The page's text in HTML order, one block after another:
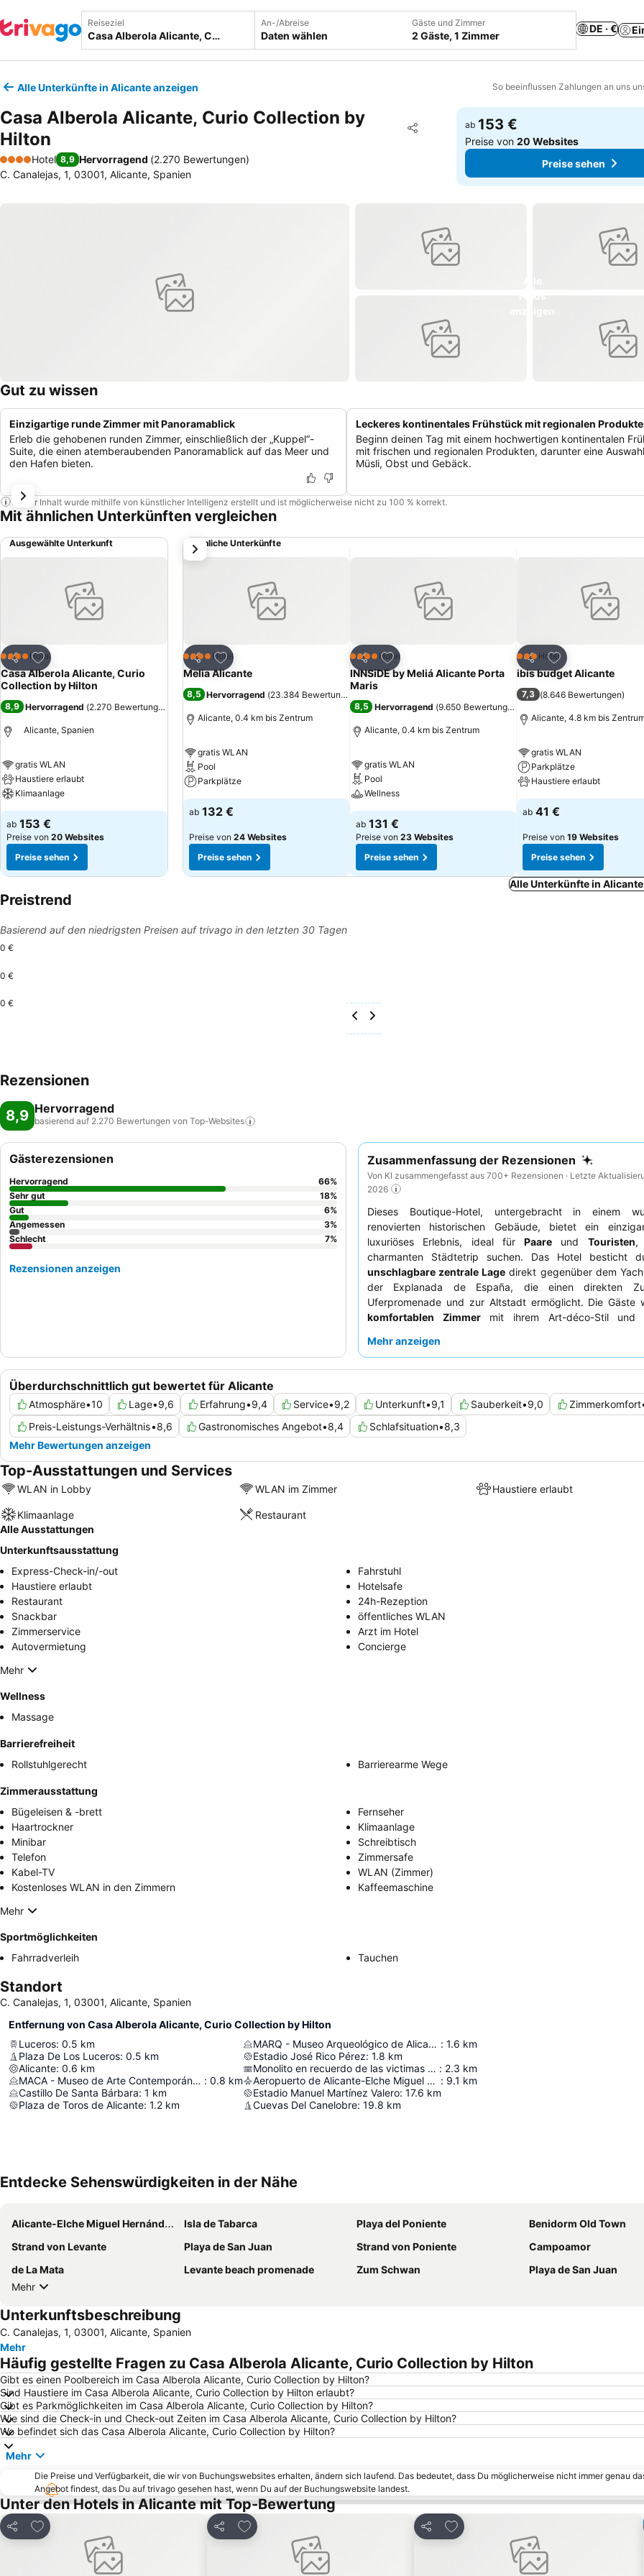
Reiseziel An-/Abreise
Daten wählen
Gäste und Zimmer
2 Gäste, 1 Zimmer
DE · €
Alle Unterkünfte in Alicante anzeigen So beeinflussen Zahlungen an uns
Casa Alberola Alicante, Curio Collection by
Hilton
Teilen
Zu Favoriten hinzufügen
4 Sterne
Hotel 8,9 Hervorragend (2.270 Bewertungen)
C. Canalejas, 1, 03001, Alicante, Spanien
ab 153 €
Preise von20 Websites
Preise sehen
Gut zu wissen
Einzigartige runde Zimmer mit Panoramablick
Erleb die gehobenen runden Zimmer, einschließlich der „Kuppel“-
Suite, die einen atemberaubenden Panoramablick auf das Meer und
den Hafen bieten.
Leckeres kontinentales Frühstück mit regionalen
Beginn deinen Tag mit einem hochwertigen kontinentalen
mit frischen und regionalen Produkten, darunter eine
Müsli, Obst und Gebäck.
Dieser Inhalt wurde mithilfe von künstlicher Intelligenz erstellt und ist möglicherweise nicht zu 100 % korrekt.
Mit ähnlichen Unterkünften vergleichen
Ausgewählte Unterkunft
Teilen
Zu Favoriten hinzufügen
4 SterneHotel
Casa Alberola Alicante, Curio
Collection by Hilton
8,9 Hervorragend (2.270 Bewertungen
Alicante, Spanien
gratis WLAN
Haustiere erlaubt
Klimaanlage
ab 153 €
Preise von 20 Websites
Preise sehen
Ähnliche Unterkünfte
Teilen
Zu Favoriten hinzufügen
4 SterneHotel
Melia Alicante
8,5 Hervorragend (23.384 Bewertungen
Alicante, 0.4 km bis Zentrum
gratis WLAN
Pool
Parkplätze
ab 132 €
Preise von 24 Websites
Preise sehen
Teilen
Zu Favoriten hinzufügen
4 SterneHotel
INNSiDE by Meliá Alicante Porta
Maris
8,5 Hervorragend (9.650 Bewertungen
Alicante, 0.4 km bis Zentrum
gratis WLAN
Pool
Wellness
ab 131 €
Preise von 23 Websites
Preise sehen
Teilen
Zu Favoriten
3 SterneHotel
ibis budget Alicante
7,3 (8.646 Bewertungen)
Alicante, 4.8 km bis
gratis WLAN
Parkplätze
Haustiere erlaubt
ab 41 €
Preise von 19 Websites
Preise sehen
weiter
Alle Unterkünfte in
Preistrend
Basierend auf den niedrigsten Preisen auf trivago in den letzten 30 Tagen
0 €
0 €
0 €
Rezensionen
8,9 Hervorragend
basierend auf 2.270 Bewertungen von Top-Websites
Zusammenfassung der Rezensionen
Von KI zusammengefasst aus 700+ Rezensionen · Letzte
2026
Dieses Boutique-Hotel, untergebracht in einem
renovierten historischen Gebäude, bietet ein
luxuriöses Erlebnis, ideal für Paare und Touristen,
charmanten Städtetrip suchen. Das Hotel besticht
unschlagbare zentrale Lage direkt gegenüber dem
der Explanada de España, die einen direkten
Uferpromenade und zur Altstadt ermöglicht. Die Gäste
komfortablen Zimmermit ihrem Art-déco-Stil und
für seine außergewöhnliche Freundlichkeit und
unvergesslichen Aufenthalt sollten Sie ein Zimmer mit
Yachthafenanfragen.
Mehr anzeigen
Überdurchschnittlich gut bewertet für Alicante
Atmosphäre•10 Lage•9,6 Erfahrung•9,4 Service•9,2 Unterkunft•9,1 Sauberkeit•9,0 Zimmerkomfort
Preis-Leistungs-Verhältnis•8,6 Gastronomisches Angebot•8,4 Schlafsituation•8,3
Mehr Bewertungen anzeigen
Gästerezensionen
Hervorragend 66%
Sehr gut
18%
Gut
6%
Angemessen
3%
Schlecht
7%
Rezensionen anzeigen
Top-Ausstattungen und Services
WLAN in Lobby WLAN im Zimmer Haustiere erlaubt
Klimaanlage
Restaurant
Alle Ausstattungen
Unterkunftsausstattung
Express-Check-in/-out
Fahrstuhl
Haustiere erlaubt
Hotelsafe
Restaurant
24h-Rezeption
Snackbar
öffentliches WLAN
Zimmerservice
Arzt im Hotel
Autovermietung
Concierge
Mehr
Wellness
Massage
Barrierefreiheit
Rollstuhlgerecht
Barrierearme Wege
Zimmerausstattung
Bügeleisen & -brett
Fernseher
Haartrockner
Klimaanlage
Minibar
Schreibtisch
Telefon
Zimmersafe
Kabel-TV
WLAN (Zimmer)
Kostenloses WLAN in den Zimmern
Kaffeemaschine
Mehr
Sportmöglichkeiten
Fahrradverleih
Tauchen
Standort
C. Canalejas, 1, 03001, Alicante, Spanien
Entfernung von Casa Alberola Alicante, Curio Collection by Hilton
Luceros: 0.5 km
Plaza De Los Luceros: 0.5 km
Alicante: 0.6 km
MACA - Museo de Arte Contemporáneo de Alicante : 0.8 km
Castillo De Santa Bárbara: 1 km
Plaza de Toros de Alicante: 1.2 km
MARQ - Museo Arqueológico de Alicante : 1.6 km
Estadio José Rico Pérez: 1.8 km
Monolito en recuerdo de las victimas del campo de concentración de Los Almendros : 2.3 km
Aeropuerto de Alicante-Elche Miguel Hernández : 9.1 km
Estadio Manuel Martínez Valero: 17.6 km
Cuevas Del Canelobre: 19.8 km
Entdecke Sehenswürdigkeiten in der Nähe
Alicante-Elche Miguel Hernández Flughafen Isla de Tabarca Playa del Poniente
Benidorm Old Town
Strand von Levante
Playa de San Juan Strand von Poniente
Campoamor
de La Mata
Levante beach promenade Zum Schwan
Playa de San Juan
Mehr
Unterkunftsbeschreibung
C. Canalejas, 1, 03001, Alicante, Spanien
Mehr
Häufig gestellte Fragen zu Casa Alberola Alicante, Curio Collection by Hilton
Gibt es einen Poolbereich im Casa Alberola Alicante, Curio Collection by Hilton?
Sind Haustiere im Casa Alberola Alicante, Curio Collection by Hilton erlaubt?
Gibt es Parkmöglichkeiten im Casa Alberola Alicante, Curio Collection by Hilton?
Wie sind die Check-in und Check-out Zeiten im Casa Alberola Alicante, Curio Collection by Hilton?
Wo befindet sich das Casa Alberola Alicante, Curio Collection by Hilton?
Mehr
Die Preise und Verfügbarkeit, die wir von Buchungswebsites erhalten, ändern sich laufend. Das bedeutet, dass Du möglicherweise nicht immer genau
Angebot findest, das Du auf trivago gesehen hast, wenn Du auf der Buchungswebsite landest.
Unter den Hotels in Alicante mit Top-Bewertung
Teilen
Zu Favoriten hinzufügen
Teilen
Zu Favoriten hinzufügen
Teilen
Zu Favoriten hinzufügen